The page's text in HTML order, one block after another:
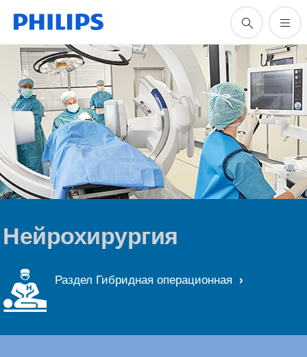
Нейрохирургия
Раздел Гибридная операционная